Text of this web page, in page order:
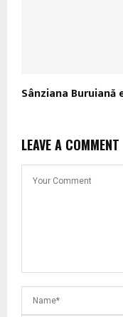
Sânziana
LEAVE A COMMENT